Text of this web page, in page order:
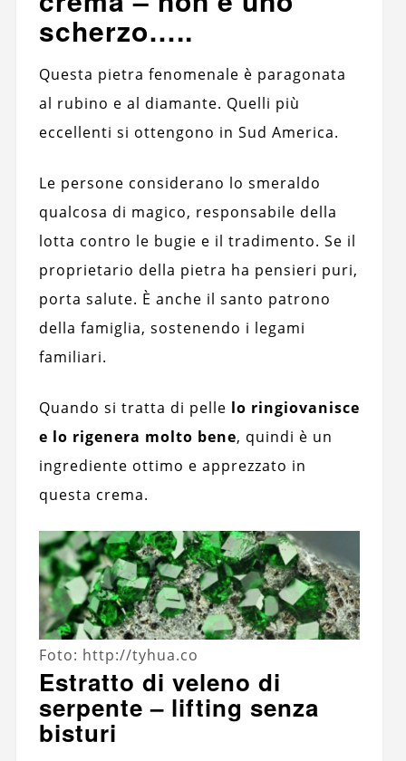
scherzo…..
Questa pietra fenomenale è paragonata
al rubino e al diamante. Quelli più
eccellenti si ottengono in Sud America.
Le persone considerano lo smeraldo
qualcosa di magico, responsabile della
lotta contro le bugie e il tradimento. Se il
proprietario della pietra ha pensieri puri,
porta salute. È anche il santo patrono
della famiglia, sostenendo i legami
familiari.
Quando si tratta di pelle lo ringiovanisce
e lo rigenera molto bene, quindi è un
ingrediente ottimo e apprezzato in
questa crema.
Foto: http://tyhua.co
Estratto di veleno di
serpente – lifting senza
bisturi